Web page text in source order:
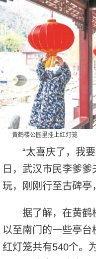
黄鹤楼公园里挂上红灯笼
“太喜庆了，我要
日，武汉市民李爹
玩，刚刚行至古碑亭
据了解，在黄鹤楼
以至南门的一些亭
红灯笼共有540个。